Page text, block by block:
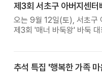
오는 9월 12일(토), 서초구
제3회 '매너 바둑왕' 바둑
추석 특집 '행복한 가족